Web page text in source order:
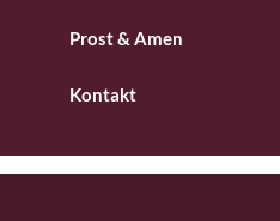
Prost & Amen
Kontakt